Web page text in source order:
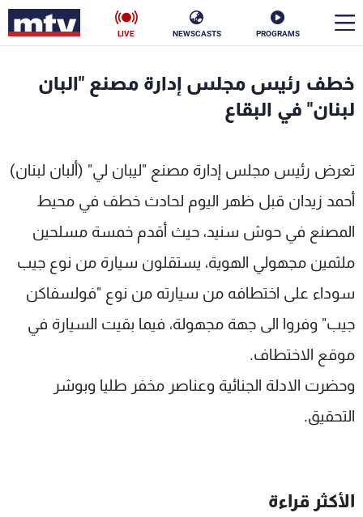
PROGRAMS
NEWSCASTS
LIVE
خطف رئيس مجلس إدارة مصنع "البان
لبنان" في البقاع
تعرض رئيس مجلس إدارة مصنع "ليبان لي" (ألبان لبنان)
أحمد زيدان قبل ظهر اليوم لحادث خطف في محيط
المصنع في حوش سنيد، حيث أقدم خمسة مسلحين
ملثمين مجهولي الهوية، يستقلون سيارة من نوع جيب
سوداء على اختطافه من سيارته من نوع "فولسفاكن
جيب" وفروا الى جهة مجهولة، فيما بقيت السيارة في
موقع الاختطاف.
وحضرت الادلة الجنائية وعناصر مخفر طليا وبوشر
التحقيق.
الأكثر قراءة
الأخبار
فن
منوعات رياضة
كأس العالم
البرامج
جدول البرامج
شاهد البرامج